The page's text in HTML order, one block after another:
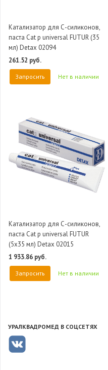
Катализатор для С-силиконов,
паста Cat p universal FUTUR (35
мл) Detax 02094
261.52 руб.
Запросить Нет в наличии
Катализатор для С-силиконов,
паста Cat p universal FUTUR
(5х35 мл) Detax 02015
1 933.86 руб.
Запросить Нет в наличии
УРАЛКВАДРОМЕД В СОЦСЕТЯХ